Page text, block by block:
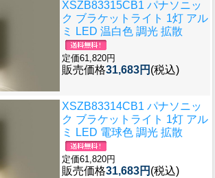
XSZB83315CB1 パナソニッ
ク ブラケットライト 1灯 アル
ミ LED 温白色 調光 拡散
定価61,820円
販売価格31,683円 (税込)
XSZB83314CB1 パナソニッ
ク ブラケットライト 1灯 アル
ミ LED 電球色 調光 拡散
定価61,820円
販売価格31,683円 (税込)